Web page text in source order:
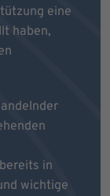
eine
haben,
in
wichtige